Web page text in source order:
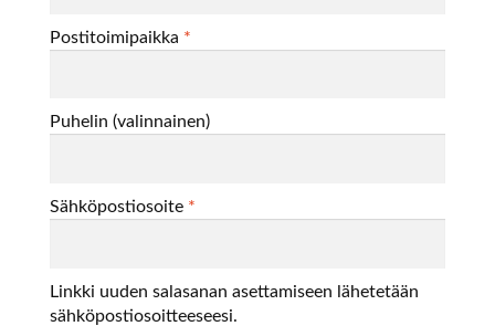
Postitoimipaikka *
Puhelin(valinnainen)
Sähköpostiosoite *
Linkki uuden salasanan asettamiseen lähetetään
sähköpostiosoitteeseesi.